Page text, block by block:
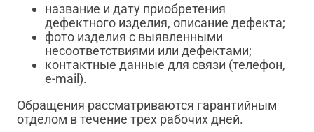
название и дату приобретения
дефектного изделия, описание дефекта;
фото изделия с выявленными
несоответствиями или дефектами;
контактные данные для связи (телефон,
e-mail).
Обращения рассматриваются гарантийным
отделом в течение трех рабочих дней.